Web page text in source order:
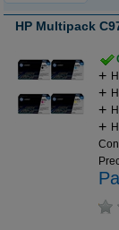
HP Multipack